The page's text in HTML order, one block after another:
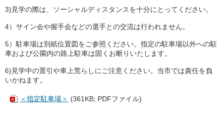
3)見学の際は、ソーシャルディスタンスを十分にとってください。
4）サイン会や握手会などの選手との交流は行われません。
5）駐車場は別紙位置図をご参照ください。指定の駐車場以外への駐
車および公園内の路上駐車は固くお断りいたします。
6)見学中の置引や車上荒らしにご注意ください。当市では責任を負
いかねます。
＜指定駐車場＞ (361KB; PDFファイル)